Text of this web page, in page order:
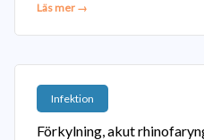
Läs mer →
Infektion
Förkylning, akut